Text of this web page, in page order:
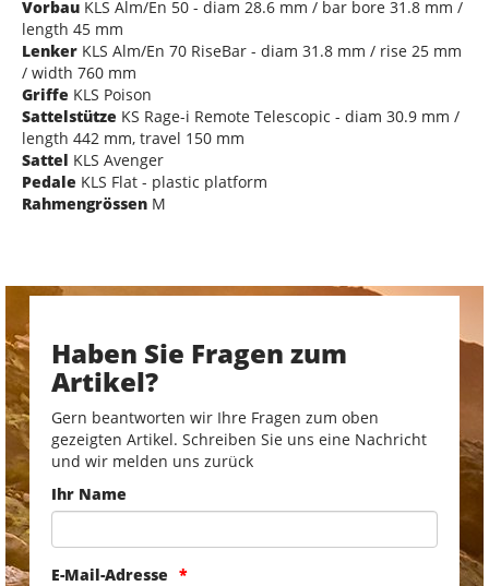
Vorbau KLS Alm/En 50 - diam 28.6 mm / bar bore 31.8 mm /
length 45 mm
Lenker KLS Alm/En 70 RiseBar - diam 31.8 mm / rise 25 mm
/ width 760 mm
Griffe KLS Poison
Sattelstütze KS Rage-i Remote Telescopic - diam 30.9 mm /
length 442 mm, travel 150 mm
Sattel KLS Avenger
Pedale KLS Flat - plastic platform
Rahmengrössen M
Haben Sie Fragen zum
Artikel?
Gern beantworten wir Ihre Fragen zum oben
gezeigten Artikel. Schreiben Sie uns eine Nachricht
und wir melden uns zurück
Ihr Name
E-Mail-Adresse